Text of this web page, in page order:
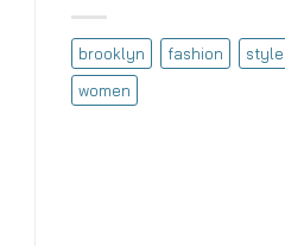
brooklyn fashion
style
women